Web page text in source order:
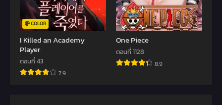
COLOR
I Killed an Academy
Player
ตอนที่ 43
7.9
One Piece
ตอนที่ 1128
8.9